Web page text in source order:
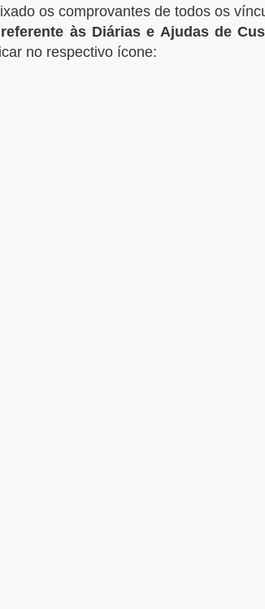
os comprovantes de todos os
às Diárias e Ajudas de
no respectivo ícone: